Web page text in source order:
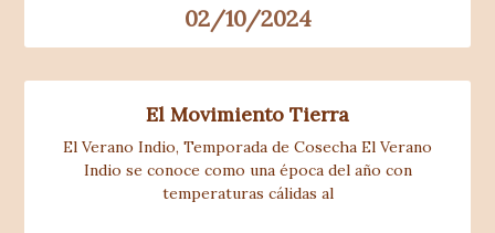
02/10/2024
El Movimiento Tierra
El Verano Indio, Temporada de Cosecha El Verano
Indio se conoce como una época del año con
temperaturas cálidas al